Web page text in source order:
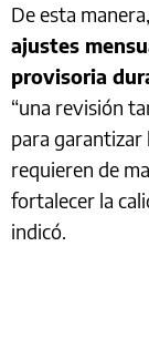
De esta manera,
ajustes
provisoria
“una revisión
para garantizar
requieren de
fortalecer la
indicó.